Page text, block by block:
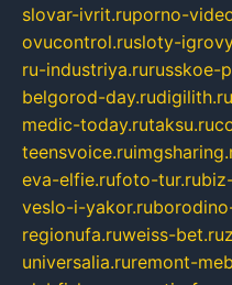
slovar-ivrit.ruporno-
ovucontrol.rusloty-
ru-industriya.rurusskoe-
belgorod-day.rudigilith.ru
medic-today.rutaksu.ru
teensvoice.ru
eva-elfie.rufoto-tur.ru
veslo-i-yakor.ru
regionufa.ruweiss-bet.ru
universalia.ruremont-